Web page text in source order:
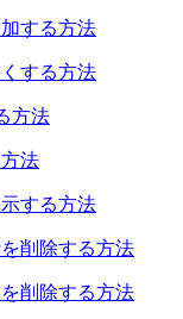
する方法
する方法
方法
法
する方法
削除する方法
削除する方法